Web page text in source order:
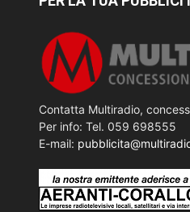
Contatta Multiradio,
Per info: Tel. 059 698555
E-mail: